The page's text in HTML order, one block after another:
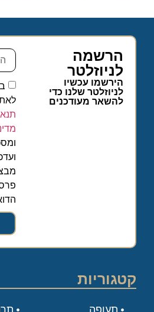
הרשמה
לניוזלטר
הירשמו עכשיו
לניוזלטר שלנו כדי
להשאר מעודכנים
קטגוריות
תעופה